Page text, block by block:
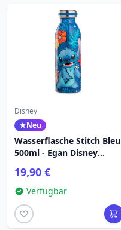
Disney
Neu
Wasserflasche Stitch Bleu
500ml - Egan Disney
19,90 €
Verfügbar